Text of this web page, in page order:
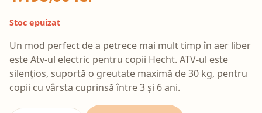
Stoc epuizat
Un mod perfect de a petrece mai mult timp în aer liber
este Atv-ul electric pentru copii Hecht. ATV-ul este
silențios, suportă o greutate maximă de 30 kg, pentru
copii cu vârsta cuprinsă între 3 și 6 ani.